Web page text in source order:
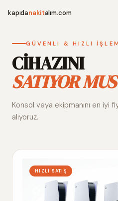
kapıdanakitalım.com
GÜVENLI & HIZLI İŞLEM
CİHAZINI
SATIYOR
Konsol veya ekipmanını en iyi
alıyoruz.
HIZLI SATIŞ